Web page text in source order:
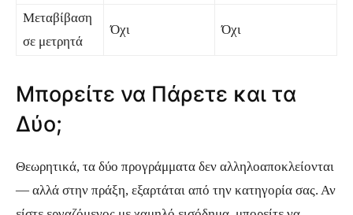
Μεταβίβαση
σε μετρητά
Όχι Όχι
Μπορείτε να Πάρετε και τα
Δύο;
Θεωρητικά, τα δύο προγράμματα δεν αλληλοαποκλείονται
— αλλά στην πράξη, εξαρτάται από την κατηγορία σας. Αν